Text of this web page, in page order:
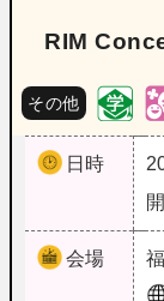
RIM
その他
日時
会場